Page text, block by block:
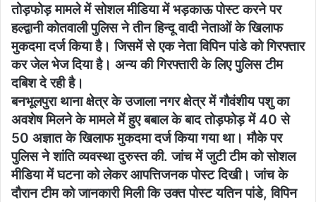
तोड़फोड़ मामले में सोशल मीडिया में भड़काऊ पोस्ट करने पर
हल्द्वानी कोतवाली पुलिस ने तीन हिन्दू वादी नेताओं के खिलाफ
मुकदमा दर्ज किया है। जिसमें से एक नेता विपिन पांडे को गिरफ्तार
कर जेल भेज दिया है। अन्य की गिरफ्तारी के लिए पुलिस टीम
दबिश दे रही है।
बनभूलपुरा थाना क्षेत्र के उजाला नगर क्षेत्र में गौवंशीय पशु का
अवशेष मिलने के मामले में हुए बबाल के बाद तोड़फोड़ में 40 से
50 अज्ञात के खिलाफ मुकदमा दर्ज किया गया था। मौके पर
पुलिस ने शांति व्यवस्था दुरुस्त की. जांच में जुटी टीम को सोशल
मीडिया में घटना को लेकर आपत्तिजनक पोस्ट दिखी। जांच के
दौरान टीम को जानकारी मिली कि उक्त पोस्ट यतिन पांडे, विपिन